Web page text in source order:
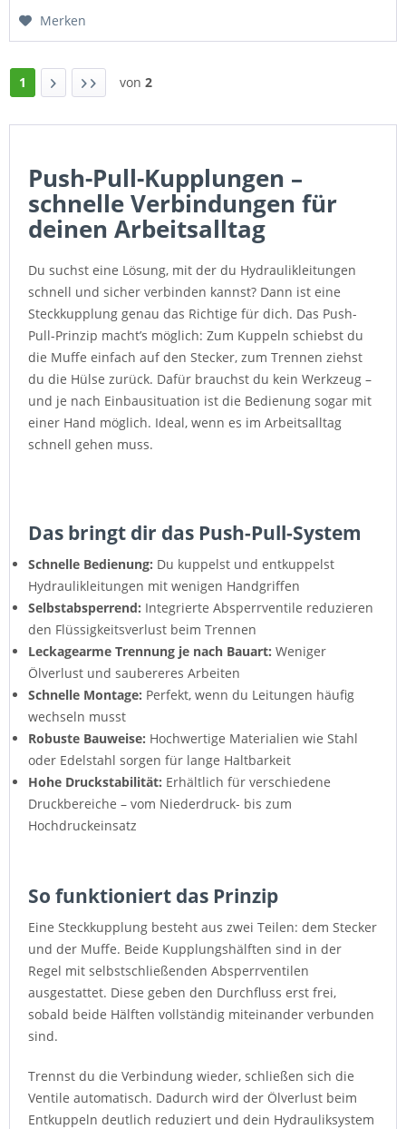
Merken
1 von 2
Push-Pull-Kupplungen –
schnelle Verbindungen für
deinen Arbeitsalltag
Du suchst eine Lösung, mit der du Hydraulikleitungen
schnell und sicher verbinden kannst? Dann ist eine
Steckkupplung genau das Richtige für dich. Das Push-
Pull-Prinzip macht’s möglich: Zum Kuppeln schiebst du
die Muffe einfach auf den Stecker, zum Trennen ziehst
du die Hülse zurück. Dafür brauchst du kein Werkzeug –
und je nach Einbausituation ist die Bedienung sogar mit
einer Hand möglich. Ideal, wenn es im Arbeitsalltag
schnell gehen muss.
Das bringt dir das Push-Pull-System
Schnelle Bedienung: Du kuppelst und entkuppelst
Hydraulikleitungen mit wenigen Handgriffen
Selbstabsperrend: Integrierte Absperrventile reduzieren
den Flüssigkeitsverlust beim Trennen
Leckagearme Trennung je nach Bauart: Weniger
Ölverlust und saubereres Arbeiten
Schnelle Montage: Perfekt, wenn du Leitungen häufig
wechseln musst
Robuste Bauweise: Hochwertige Materialien wie Stahl
oder Edelstahl sorgen für lange Haltbarkeit
Hohe Druckstabilität: Erhältlich für verschiedene
Druckbereiche – vom Niederdruck- bis zum
Hochdruckeinsatz
So funktioniert das Prinzip
Eine Steckkupplung besteht aus zwei Teilen: dem Stecker
und der Muffe. Beide Kupplungshälften sind in der
Regel mit selbstschließenden Absperrventilen
ausgestattet. Diese geben den Durchfluss erst frei,
sobald beide Hälften vollständig miteinander verbunden
sind.
Trennst du die Verbindung wieder, schließen sich die
Ventile automatisch. Dadurch wird der Ölverlust beim
Entkuppeln deutlich reduziert und dein Hydrauliksystem